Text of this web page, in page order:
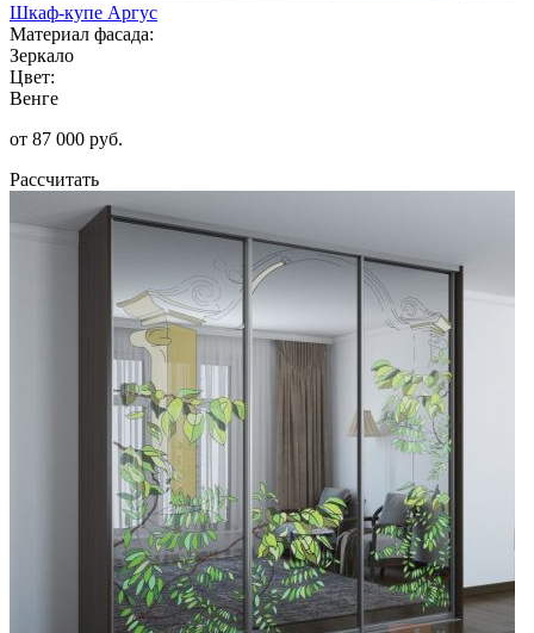
Шкаф-купе Аргус
Материал фасада:
Зеркало
Цвет:
Венге
от 87 000 руб.
Рассчитать